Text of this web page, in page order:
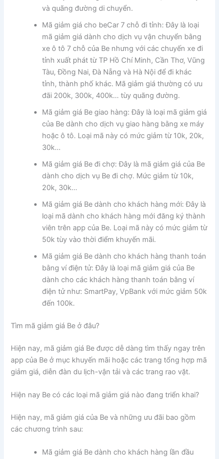
và quãng đường di chuyển.
Mã giảm giá cho beCar 7 chỗ đi tỉnh: Đây là loại
mã giảm giá dành cho dịch vụ vận chuyển bằng
xe ô tô 7 chỗ của Be nhưng với các chuyến xe đi
tỉnh xuất phát từ TP Hồ Chí Minh, Cần Thơ, Vũng
Tàu, Đồng Nai, Đà Nẵng và Hà Nội để đi khác
tỉnh, thành phố khác. Mã giảm giá thường có ưu
đãi 200k, 300k, 400k… tùy quãng đường.
Mã giảm giá Be giao hàng: Đây là loại mã giảm giá
của Be dành cho dịch vụ giao hàng bằng xe máy
hoặc ô tô. Loại mã này có mức giảm từ 10k, 20k,
30k…
Mã giảm giá Be đi chợ: Đây là mã giảm giá của Be
dành cho dịch vụ Be đi chợ. Mức giảm từ 10k,
20k, 30k…
Mã giảm giá Be dành cho khách hàng mới: Đây là
loại mã dành cho khách hàng mới đăng ký thành
viên trên app của Be. Loại mã này có mức giảm từ
50k tùy vào thời điểm khuyến mãi.
Mã giảm giá Be dành cho khách hàng thanh toán
bằng ví điện tử: Đây là loại mã giảm giá của Be
dành cho các khách hàng thanh toán bằng ví
điện tử như: SmartPay, VpBank với mức giảm 50k
đến 100k.
Tìm mã giảm giá Be ở đâu?
Hiện nay, mã giảm giá Be được dễ dàng tìm thấy ngay trên
app của Be ở mục khuyến mãi hoặc các trang tổng hợp mã
giảm giá, diễn đàn du lịch-vận tải và các trang rao vặt.
Hiện nay Be có các loại mã giảm giá nào đang triển khai?
Hiện nay, mã giảm giá của Be và những ưu đãi bao gồm
các chương trình sau:
Mã giảm giá Be dành cho khách hàng lần đầu